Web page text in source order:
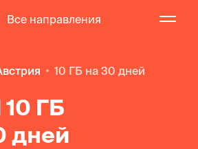
Все направления
Австрия 10 ГБ на 30 дней
10 ГБ
дней